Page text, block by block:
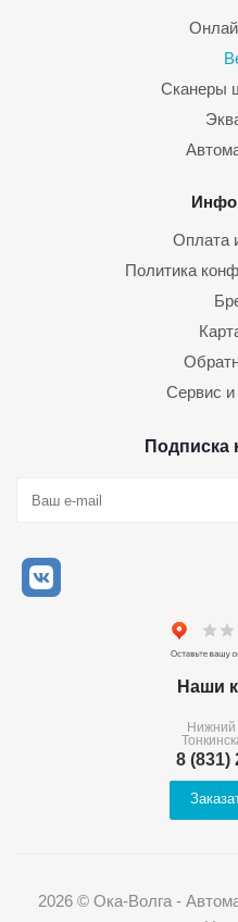
Сканеры
Оплата
Политика
Сервис
Подписка
Наши
Нижний
8 (831)
2026 © Ока-Волга -